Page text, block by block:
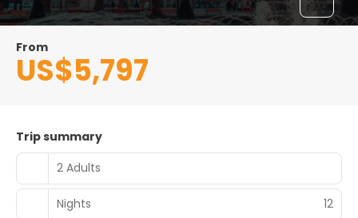
From
US$5,797
Trip summary
2 Adults
Nights 12